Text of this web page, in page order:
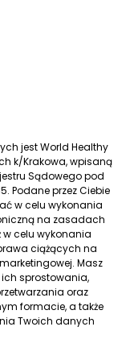
jest World Healthy
k/Krakowa, wpisaną
Sądowego pod
Podane przez Ciebie
w celu wykonania
na zasadach
w celu wykonania
ciążących na
Masz
sprostowania,
oraz
formacie, a także
Twoich danych